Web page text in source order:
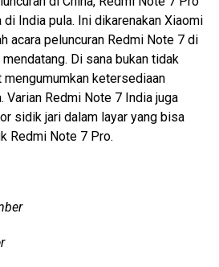
India pula. Ini dikarenakan Xiaomi
acara peluncuran Redmi Note 7 di
Di sana bukan tidak
ketersediaan
Varian Redmi Note 7 India juga
sidik jari dalam layar yang bisa
Redmi Note 7 Pro.